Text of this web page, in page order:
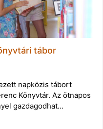
tábor
napközis tábort
Könyvtár. Az ötnapos
gazdagodhat…